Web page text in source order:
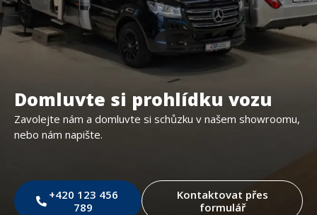
Domluvte si prohlídku vozu
Zavolejte nám a domluvte si schůzku v našem showroomu,
nebo nám napište.
+420 123 456
789
Kontaktovat přes
formulář